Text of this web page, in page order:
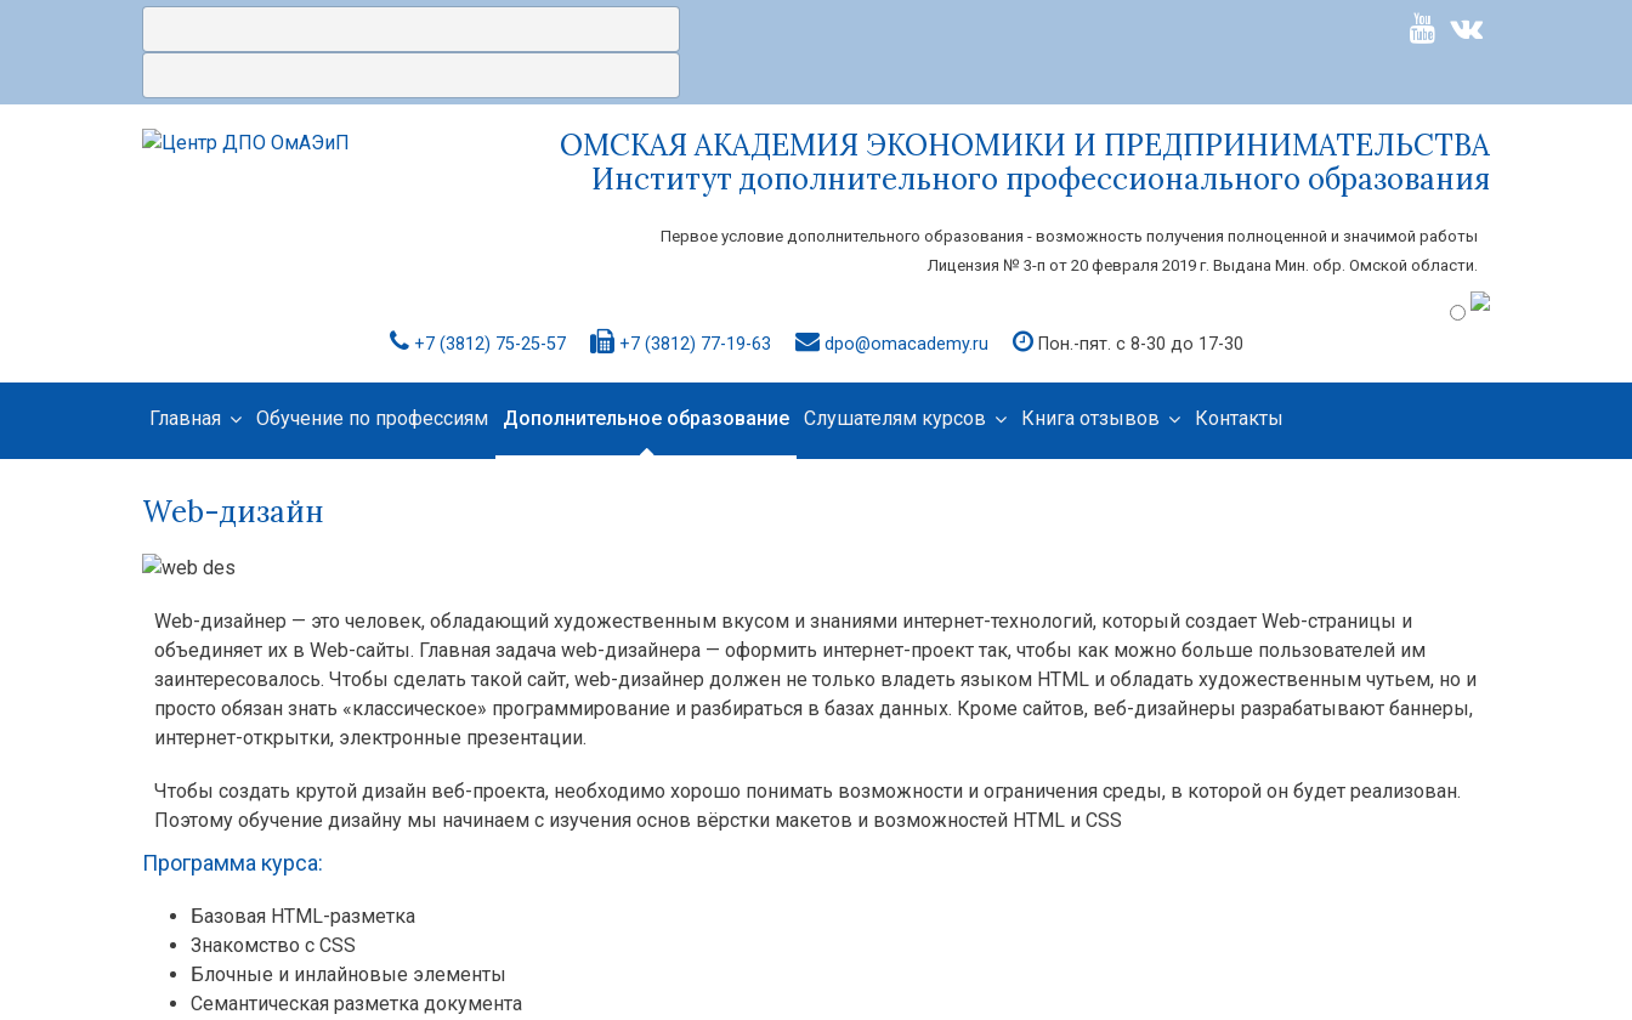
ОМСКАЯ АКАДЕМИЯ ЭКОНОМИКИ И ПРЕДПРИНИМАТЕЛЬСТВА
Институт дополнительного профессионального образования
Первое условие дополнительного образования - возможность получения полноценной и значимой работы
Лицензия № 3-п от 20 февраля 2019 г. Выдана Мин. обр. Омской области.
+7 (3812) 75-25-57 +7 (3812) 77-19-63 dpo@omacademy.ru Пон.-пят. с 8-30 до 17-30
Главная Обучение по профессиям Дополнительное образование Слушателям курсов Книга отзывов Контакты
Web-дизайн
Web-дизайнер — это человек, обладающий художественным вкусом и знаниями интернет-технологий, который создает Web-страницы и
объединяет их в Web-сайты. Главная задача web-дизайнера — оформить интернет-проект так, чтобы как можно больше пользователей им
заинтересовалось. Чтобы сделать такой сайт, web-дизайнер должен не только владеть языком HTML и обладать художественным чутьем, но и
просто обязан знать «классическое» программирование и разбираться в базах данных. Кроме сайтов, веб-дизайнеры разрабатывают баннеры,
интернет-открытки, электронные презентации.
Чтобы создать крутой дизайн веб-проекта, необходимо хорошо понимать возможности и ограничения среды, в которой он будет реализован.
Поэтому обучение дизайну мы начинаем с изучения основ вёрстки макетов и возможностей HTML и CSS
Программа курса:
Базовая HTML-разметка
Знакомство с CSS
Блочные и инлайновые элементы
Семантическая разметка документа